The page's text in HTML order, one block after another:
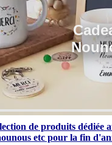
de produits dédiée
etc pour la fin